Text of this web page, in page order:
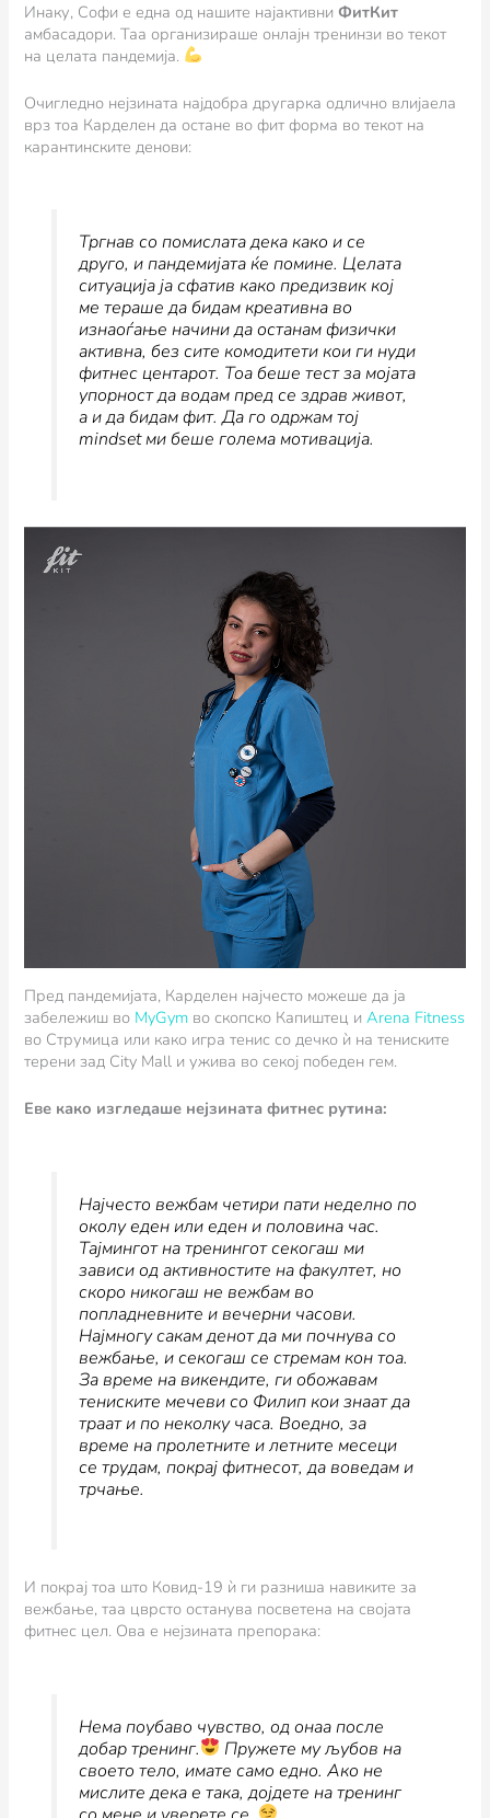
Инаку, Софи е една од нашите најактивниФитКит
амбасадори. Таа организираше онлајн тренинзи во текот
на целата пандемија.
Очигледно нејзината најдобра другарка одлично влијаела
врз тоа Карделен да остане во фит форма во текот на
карантинските денови:
Тргнав со помислата дека како и се
друго, и пандемијата ќе помине. Целата
ситуација ја сфатив како предизвик кој
ме тераше да бидам креативна во
изнаоѓање начини да останам физички
активна, без сите комодитети кои ги нуди
фитнес центарот. Тоа беше тест за мојата
упорност да водам пред се здрав живот,
а и да бидам фит. Да го одржам тој
mindset ми беше голема мотивација.
Пред пандемијата, Карделен најчесто можеше да ја
забележиш во MyGym во скопско Капиштец иArena Fitness
во Струмица или како игра тенис со дечко ѝ на тениските
терени зад City Mall и ужива во секој победен гем.
Еве како изгледаше нејзината фитнес рутина:
Најчесто вежбам четири пати неделно по
околу еден или еден и половина час.
Тајмингот на тренингот секогаш ми
зависи од активностите на факултет, но
скоро никогаш не вежбам во
попладневните и вечерни часови.
Најмногу сакам денот да ми почнува со
вежбање, и секогаш се стремам кон тоа.
За време на викендите, ги обожавам
тениските мечеви со Филип кои знаат да
траат и по неколку часа. Воедно, за
време на пролетните и летните месеци
се трудам, покрај фитнесот, да воведам и
трчање.
И покрај тоа што Ковид-19 ѝ ги разниша навиките за
вежбање, таа цврсто останува посветена на својата
фитнес цел. Ова е нејзината препорака:
Нема поубаво чувство, од онаа после
добар тренинг.
Пружете му љубов на
своето тело, имате само едно. Ако не
мислите дека е така, дојдете на тренинг